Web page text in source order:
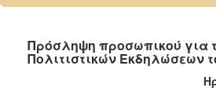
2022
2020
Πρόσληψη προσωπικού για
Πολιτιστικών Εκδηλώσεων